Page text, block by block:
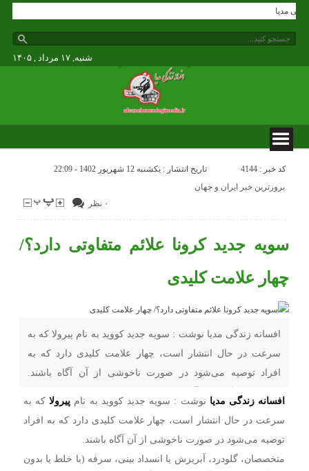
زندگی مدیا
شنبه, ۱۷ مرداد , ۱۴۰۵
کد خبر : 4144 تاریخ انتشار : یکشنبه 12 شهریور 1402 - 22:09
۰ نظر
بروزترین خبر ایران و جهان
سویه جدید کرونا علائم متفاوتی دارد؟/
چهار علامت کلیدی
افسانه زندگی مدیا نوشت : سویه جدید کووید به نام پیرولا که به
سرعت در حال انتشار است، چهار علامت کلیدی دارد که به
افراد توصیه می‌شود در صورت ناخوشی از آن آگاه باشند.
افسانه زندگی مدیا نوشت : سویه جدید کووید به نام پیرولاکه به
سرعت در حال انتشار است، چهار علامت کلیدی دارد که به افراد
توصیه می‌شود در صورت ناخوشی از آن آگاه باشند.
متخصصان، گلودرد، آبریزش یا انسداد بینی، سرفه (با خلط یا بدون